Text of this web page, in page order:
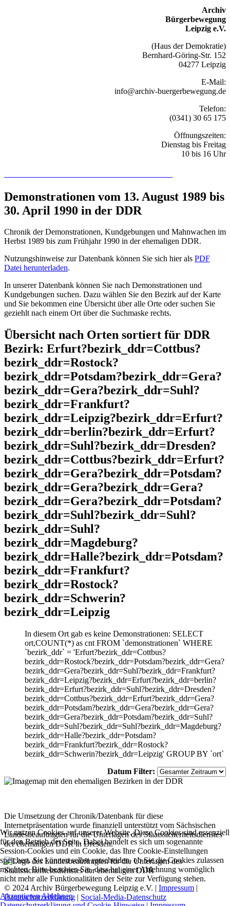
Archiv
Bürgerbewegung
Leipzig e.V.
(Haus der Demokratie)
Bernhard-Göring-Str. 152
04277 Leipzig
E-Mail:
info@archiv-buergerbewegung.de
Telefon:
(0341) 30 65 175
Öffnungszeiten:
Dienstag bis Freitag
10 bis 16 Uhr
Demonstrationen vom 13. August 1989 bis
30. April 1990 in der DDR
Chronik der Demonstrationen, Kundgebungen und Mahnwachen im
Herbst 1989 bis zum Frühjahr 1990 in der ehemaligen DDR.
Nutzungshinweise zur Datenbank können Sie sich hier als PDF
Datei herunterladen.
In unserer Datenbank können Sie nach Demonstrationen und
Kundgebungen suchen. Dazu wählen Sie den Bezirk auf der Karte
und Sie bekommen eine Übersicht über alle Orte oder suchen Sie
geziehlt nach einem Ort über die Suchmaske rechts.
Übersicht nach Orten sortiert für DDR
Bezirk: Erfurt?bezirk_ddr=Cottbus?
bezirk_ddr=Rostock?
bezirk_ddr=Potsdam?bezirk_ddr=Gera?
bezirk_ddr=Gera?bezirk_ddr=Suhl?
bezirk_ddr=Frankfurt?
bezirk_ddr=Leipzig?bezirk_ddr=Erfurt?
bezirk_ddr=berlin?bezirk_ddr=Erfurt?
bezirk_ddr=Suhl?bezirk_ddr=Dresden?
bezirk_ddr=Cottbus?bezirk_ddr=Erfurt?
bezirk_ddr=Gera?bezirk_ddr=Potsdam?
bezirk_ddr=Gera?bezirk_ddr=Gera?
bezirk_ddr=Gera?bezirk_ddr=Potsdam?
bezirk_ddr=Suhl?bezirk_ddr=Suhl?
bezirk_ddr=Suhl?
bezirk_ddr=Magdeburg?
bezirk_ddr=Halle?bezirk_ddr=Potsdam?
bezirk_ddr=Frankfurt?
bezirk_ddr=Rostock?
bezirk_ddr=Schwerin?
bezirk_ddr=Leipzig
In diesem Ort gab es keine Demonstrationen: SELECT
ort,COUNT(*) as cnt FROM `demonstrationen` WHERE
`bezirk_ddr` = 'Erfurt?bezirk_ddr=Cottbus?
bezirk_ddr=Rostock?bezirk_ddr=Potsdam?bezirk_ddr=Gera?
bezirk_ddr=Gera?bezirk_ddr=Suhl?bezirk_ddr=Frankfurt?
bezirk_ddr=Leipzig?bezirk_ddr=Erfurt?bezirk_ddr=berlin?
bezirk_ddr=Erfurt?bezirk_ddr=Suhl?bezirk_ddr=Dresden?
bezirk_ddr=Cottbus?bezirk_ddr=Erfurt?bezirk_ddr=Gera?
bezirk_ddr=Potsdam?bezirk_ddr=Gera?bezirk_ddr=Gera?
bezirk_ddr=Gera?bezirk_ddr=Potsdam?bezirk_ddr=Suhl?
bezirk_ddr=Suhl?bezirk_ddr=Suhl?bezirk_ddr=Magdeburg?
bezirk_ddr=Halle?bezirk_ddr=Potsdam?
bezirk_ddr=Frankfurt?bezirk_ddr=Rostock?
bezirk_ddr=Schwerin?bezirk_ddr=Leipzig' GROUP BY `ort`
Datum Filter:
Die Umsetzung der Chronik/Datenbank für diese
Internetpräsentation wurde finanziell unterstützt vom Sächsischen
Landesbeauftragten für die Unterlagen des Staatssicherheitsdienstes
der ehemaligen DDR in Dresden.
© 2024 Archiv Bürgerbewegung Leipzig e.V. | Impressum |
Datenschutzerklärung | Social-Media-Datenschutz
Wir nutzen Cookies auf unserer Website. Diese Cookies sind essenziell
für den Betrieb der Seite. Dabei handelt es sich um sogenannte
Session-Cookies und ein Cookie, das Ihre Cookie-Einstellungen
speichert. Sie können selbst entscheiden, ob Sie die Cookies zulassen
möchten. Bitte beachten Sie, dass bei einer Ablehnung womöglich
nicht mehr alle Funktionalitäten der Seite zur Verfügung stehen.
AkzeptierenAblehnen